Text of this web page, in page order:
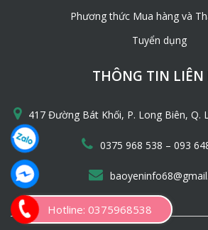
Phương thức Mua hàng và
Tuyển dụng
THÔNG TIN LIÊN
417 Đường Bát Khối, P. Long Biên, Q.
0375 968 538 – 093
Hotline: 0375968538